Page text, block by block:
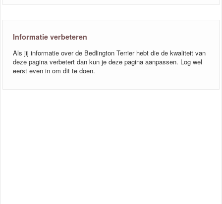
Informatie verbeteren
Als jij informatie over de Bedlington Terrier hebt die de kwaliteit van
deze pagina verbetert dan kun je deze pagina aanpassen. Log wel
eerst even in om dit te doen.